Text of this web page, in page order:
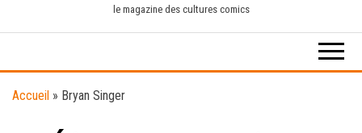
le magazine des cultures comics
Accueil » Bryan Singer